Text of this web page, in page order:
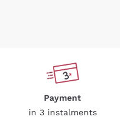
Payment
in 3 instalments